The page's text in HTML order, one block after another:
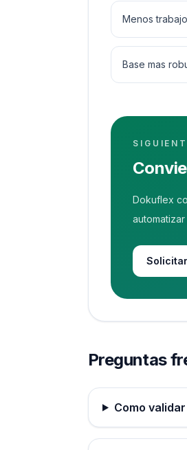
Menos
Base mas
Dokuflex
Preguntas
Como